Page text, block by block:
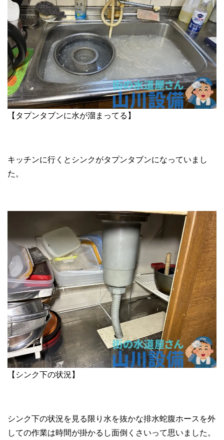
【タプンタブンに水が溜まってる】
キッチンに行くとシンクがタプンタブンになっていまし
た。
【シンク下の状況】
シンク下の状況を見る限り水を抜かな排水蛇腹ホースを外
しての作業は時間が掛かるし面倒くさいって思いました。